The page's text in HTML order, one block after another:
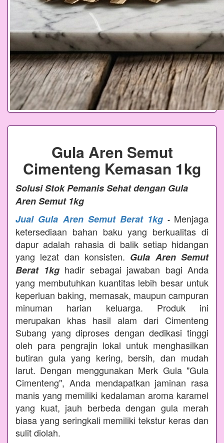
Gula Aren Semut
Cimenteng Kemasan 1kg
Solusi Stok Pemanis Sehat dengan Gula
Aren Semut 1kg
Jual Gula Aren Semut Berat 1kg - Menjaga
ketersediaan bahan baku yang berkualitas di
dapur adalah rahasia di balik setiap hidangan
yang lezat dan konsisten. Gula Aren Semut
Berat 1kghadir sebagai jawaban bagi Anda
yang membutuhkan kuantitas lebih besar untuk
keperluan baking, memasak, maupun campuran
minuman harian keluarga. Produk ini
merupakan khas hasil alam dari Cimenteng
Subang yang diproses dengan dedikasi tinggi
oleh para pengrajin lokal untuk menghasilkan
butiran gula yang kering, bersih, dan mudah
larut. Dengan menggunakan Merk Gula "Gula
Cimenteng", Anda mendapatkan jaminan rasa
manis yang memiliki kedalaman aroma karamel
yang kuat, jauh berbeda dengan gula merah
biasa yang seringkali memiliki tekstur keras dan
sulit diolah.